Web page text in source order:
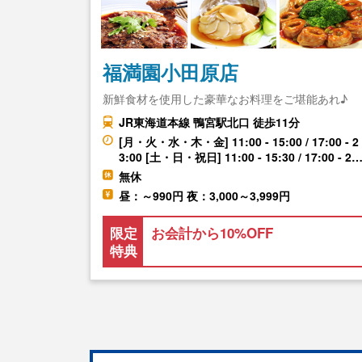
福満園小田原店
新鮮食材を使用した豪華なお料理をご堪能あれ♪
JR東海道本線 鴨宮駅北口 徒歩11分
[月・火・水・木・金] 11:00 - 15:00 / 17:00 - 2
3:00 [土・日・祝日] 11:00 - 15:30 / 17:00 - 2…
無休
昼：～990円 夜：3,000～3,999円
限定
特典
お会計から10%OFF